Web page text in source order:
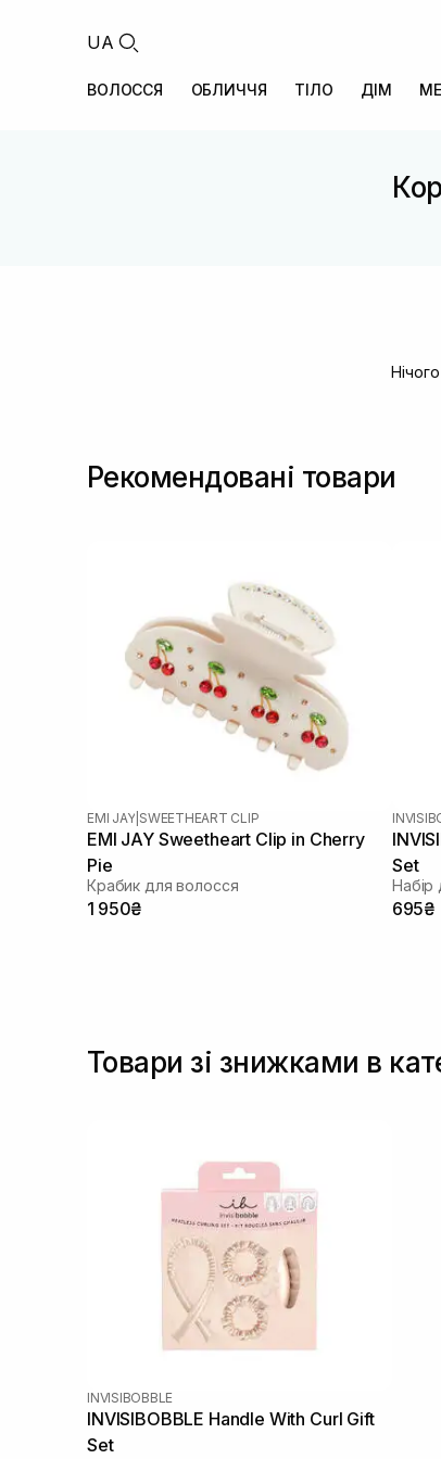
UA
ВОЛОССЯ ОБЛИЧЧЯ ТІЛО ДІМ
Рекомендовані товари
EMI JAY SWEETHEART CLIP
EMI JAY Sweetheart Clip in Cherry
Pie
Крабик для волосся
1 950₴
Set
Набір
695₴
Товари зі знижками в
INVISIBOBBLE
INVISIBOBBLE Handle With Curl Gift
Set